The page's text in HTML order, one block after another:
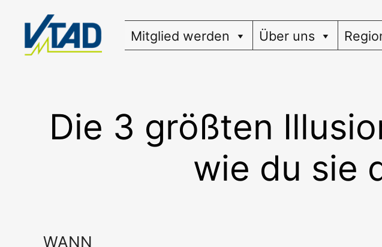
springen
Mitglied werden Über uns
Die 3 größten
wie du sie
WANN